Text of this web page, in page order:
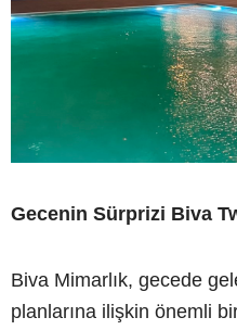
Gecenin Sürprizi Biva
Biva Mimarlık, gecede
planlarına ilişkin önemli